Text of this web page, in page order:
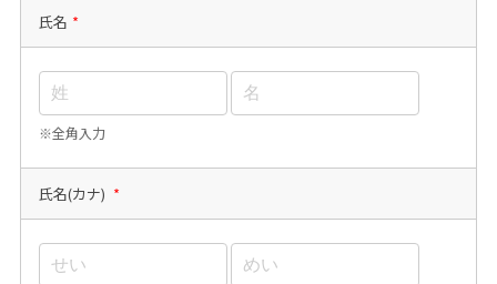
氏名 *
※全角入力
氏名(カナ) *